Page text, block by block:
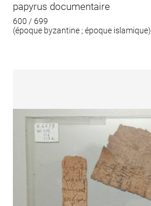
papyrus documentaire
600 / 699
(époque byzantine ; époque islamique)